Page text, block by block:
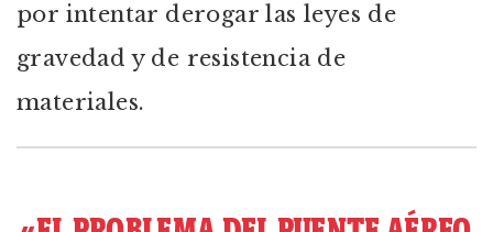
por intentar derogar las leyes de
gravedad y de resistencia de
materiales.